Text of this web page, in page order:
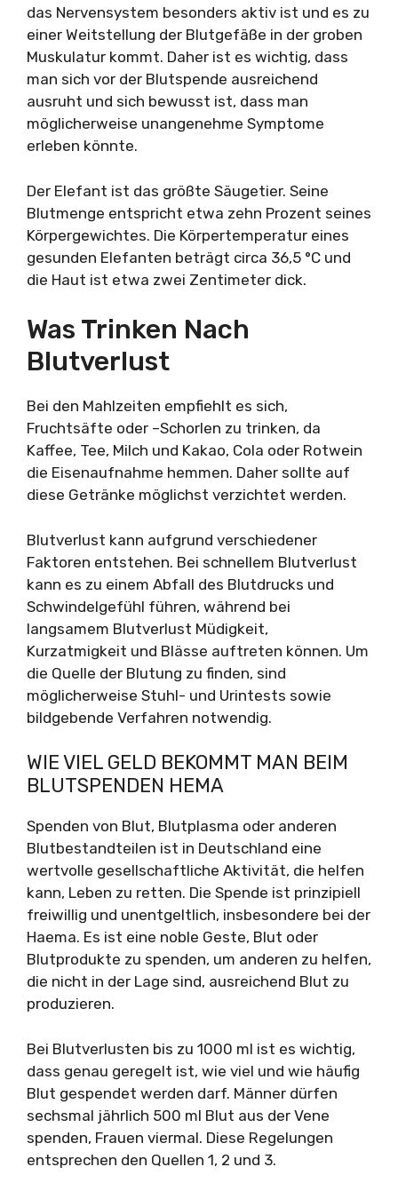
das Nervensystem besonders aktiv ist und es zu
einer Weitstellung der Blutgefäße in der groben
Muskulatur kommt. Daher ist es wichtig, dass
man sich vor der Blutspende ausreichend
ausruht und sich bewusst ist, dass man
möglicherweise unangenehme Symptome
erleben könnte.
Der Elefant ist das größte Säugetier. Seine
Blutmenge entspricht etwa zehn Prozent seines
Körpergewichtes. Die Körpertemperatur eines
gesunden Elefanten beträgt circa 36,5 °C und
die Haut ist etwa zwei Zentimeter dick.
Was Trinken Nach
Blutverlust
Bei den Mahlzeiten empfiehlt es sich,
Fruchtsäfte oder –Schorlen zu trinken, da
Kaffee, Tee, Milch und Kakao, Cola oder Rotwein
die Eisenaufnahme hemmen. Daher sollte auf
diese Getränke möglichst verzichtet werden.
Blutverlust kann aufgrund verschiedener
Faktoren entstehen. Bei schnellem Blutverlust
kann es zu einem Abfall des Blutdrucks und
Schwindelgefühl führen, während bei
langsamem Blutverlust Müdigkeit,
Kurzatmigkeit und Blässe auftreten können. Um
die Quelle der Blutung zu finden, sind
möglicherweise Stuhl- und Urintests sowie
bildgebende Verfahren notwendig.
WIE VIEL GELD BEKOMMT MAN BEIM
BLUTSPENDEN HEMA
Spenden von Blut, Blutplasma oder anderen
Blutbestandteilen ist in Deutschland eine
wertvolle gesellschaftliche Aktivität, die helfen
kann, Leben zu retten. Die Spende ist prinzipiell
freiwillig und unentgeltlich, insbesondere bei der
Haema. Es ist eine noble Geste, Blut oder
Blutprodukte zu spenden, um anderen zu helfen,
die nicht in der Lage sind, ausreichend Blut zu
produzieren.
Bei Blutverlusten bis zu 1000 ml ist es wichtig,
dass genau geregelt ist, wie viel und wie häufig
Blut gespendet werden darf. Männer dürfen
sechsmal jährlich 500 ml Blut aus der Vene
spenden, Frauen viermal. Diese Regelungen
entsprechen den Quellen 1, 2 und 3.